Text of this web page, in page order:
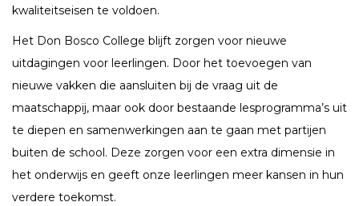
kwaliteitseisen te voldoen.
Het Don Bosco College blijft zorgen voor nieuwe
uitdagingen voor leerlingen. Door het toevoegen van
nieuwe vakken die aansluiten bij de vraag uit de
maatschappij, maar ook door bestaande lesprogramma’s uit
te diepen en samenwerkingen aan te gaan met partijen
buiten de school. Deze zorgen voor een extra dimensie in
het onderwijs en geeft onze leerlingen meer kansen in hun
verdere toekomst.